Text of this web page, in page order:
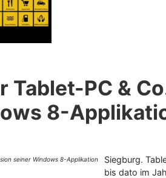
Tablet-PC &
8-
Siegburg.
bis dato im